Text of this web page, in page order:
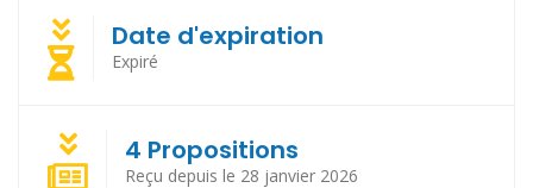
Date d'expiration
Expiré
4 Propositions
Reçu depuis le 28 janvier 2026